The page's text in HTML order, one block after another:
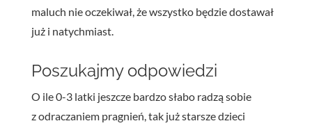
maluch nie oczekiwał, że wszystko będzie dostawał
już i natychmiast.
Poszukajmy odpowiedzi
O ile 0-3 latki jeszcze bardzo słabo radzą sobie
z odraczaniem pragnień, tak już starsze dzieci